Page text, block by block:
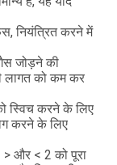
नियंत्रित करने में
जोड़ने की
लागत को कम कर
स्विच करने के लिए
करने के लिए
> और < 2 को पूरा